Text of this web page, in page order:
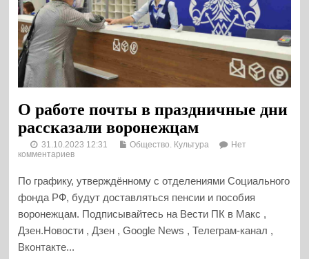
О работе почты в праздничные дни
рассказали воронежцам
31.10.2023 12:31 Общество. Культура
Нет
комментариев
По графику, утверждённому с отделениями Социального
фонда РФ, будут доставляться пенсии и пособия
воронежцам. Подписывайтесь на Вести ПК в Макс ,
Дзен.Новости , Дзен , Google News , Телеграм-канал ,
Вконтакте...